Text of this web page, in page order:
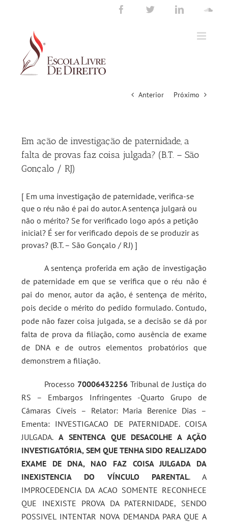
LinkedIn
Twitter
Facebook
Anterior Próximo
Em ação de investigação de paternidade, a
falta de provas faz coisa julgada? (B.T. – São
Gonçalo / RJ)
[ Em uma investigação de paternidade, verifica-se
que o réu não é pai do autor. A sentença julgará ou
não o mérito? Se for verificado logo após a petição
inicial? É ser for verificado depois de se produzir as
provas? (B.T. – São Gonçalo / RJ) ]
A sentença proferida em ação de investigação
de paternidade em que se verifica que o réu não é
pai do menor, autor da ação, é sentença de mérito,
pois decide o mérito do pedido formulado. Contudo,
pode não fazer coisa julgada, se a decisão se dá por
falta de prova da filiação, como ausência de exame
de DNA e de outros elementos probatórios que
demonstrem a filiação.
Processo 70006432256Tribunal de Justiça do
RS – Embargos Infringentes -Quarto Grupo de
Câmaras Cíveis – Relator: Maria Berenice Dias –
Ementa: INVESTIGACAO DE PATERNIDADE. COISA
JULGADA. A SENTENCA QUE DESACOLHE A AÇÃO
INVESTIGATÓRIA, SEM QUE TENHA SIDO REALIZADO
EXAME DE DNA, NAO FAZ COISA JULGADA DA
INEXISTENCIA DO VÍNCULO PARENTAL. A
IMPROCEDENCIA DA ACAO SOMENTE RECONHECE
QUE INEXISTE PROVA DA PATERNIDADE, SENDO
POSSIVEL INTENTAR NOVA DEMANDA PARA QUE A